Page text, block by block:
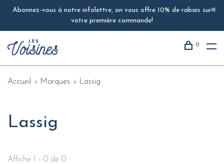
Abonnez-vous à notre infolettre, on vous offre 10% de rabais sur
votre première commande!
0
Accueil Marques Lassig
Lassig
Affiche 1 - 0 de 0